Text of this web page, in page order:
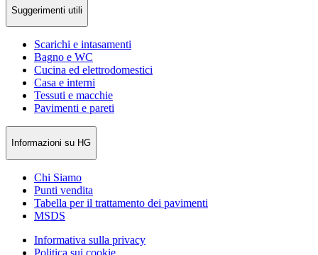
Suggerimenti utili
Scarichi e intasamenti
Bagno e WC
Cucina ed elettrodomestici
Casa e interni
Tessuti e macchie
Pavimenti e pareti
Informazioni su HG
Chi Siamo
Punti vendita
Tabella per il trattamento dei pavimenti
MSDS
Informativa sulla privacy
Politica sui cookie